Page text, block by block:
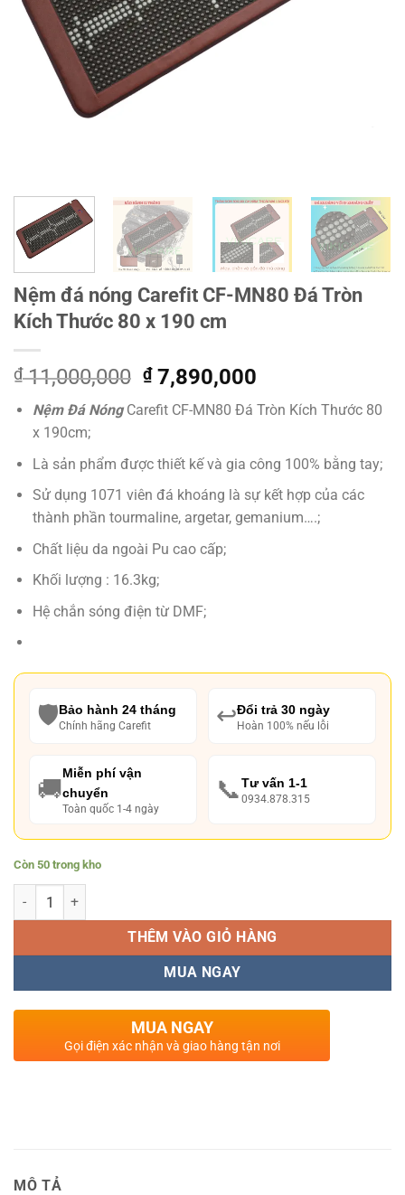
Nệm đá nóng Carefit CF-MN80 Đá Tròn
Kích Thước 80 x 190 cm
₫11,000,000 Giá
gốc
là:
₫7,890,000
hiện
tại
₫ 7,890,000.
Nệm Đá NóngCarefit CF-MN80 Đá Tròn Kích Thước 80
x 190cm;
Là sản phẩm được thiết kế và gia công 100% bằng tay;
Sử dụng 1071 viên đá khoáng là sự kết hợp của các
thành phần tourmaline, argetar, gemanium….;
Chất liệu da ngoài Pu cao cấp;
Khối lượng : 16.3kg;
Hệ chắn sóng điện từ DMF;
🛡️Bảo hành 24 tháng
Chính hãng Carefit ↩️Đổi trả 30 ngày
Hoàn 100% nếu lỗi
🚚
Miễn phí vận
chuyển
Toàn quốc 1-4 ngày
📞Tư vấn 1-1
0934.878.315
Còn 50 trong kho
Số lượng
THÊM VÀO GIỎ HÀNG
MUA NGAY
MUA NGAY
Gọi điện xác nhận và giao hàng tận nơi
MÔ TẢ